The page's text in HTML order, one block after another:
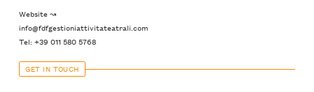
Website ↝
info@fdfgestioniattivitateatrali.com
Tel: +39 011 580 5768
GET IN TOUCH